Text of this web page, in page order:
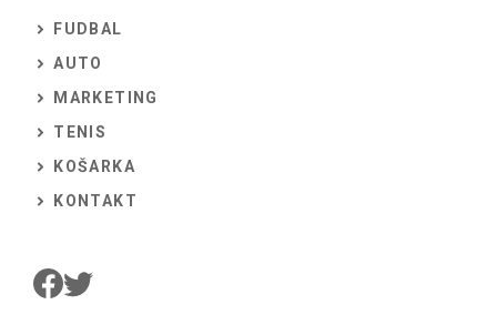
FUDBAL
AUTO
MARKETING
TENIS
KOŠARKA
KONTAKT